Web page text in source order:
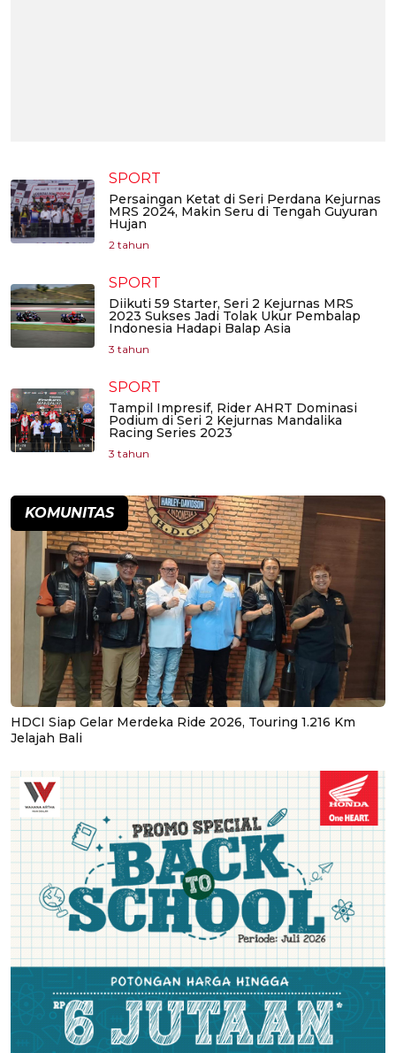
SPORT
Persaingan Ketat di Seri Perdana Kejurnas
MRS 2024, Makin Seru di Tengah Guyuran
Hujan
2 tahun
SPORT
Diikuti 59 Starter, Seri 2 Kejurnas MRS
2023 Sukses Jadi Tolak Ukur Pembalap
Indonesia Hadapi Balap Asia
3 tahun
SPORT
Tampil Impresif, Rider AHRT Dominasi
Podium di Seri 2 Kejurnas Mandalika
Racing Series 2023
3 tahun
KOMUNITAS
HDCI Siap Gelar Merdeka Ride 2026, Touring 1.216 Km
Jelajah Bali